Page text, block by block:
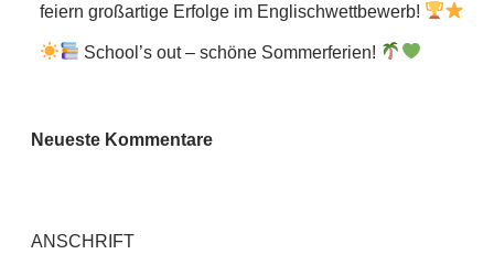
feiern großartige Erfolge im Englischwettbewerb!
School’s out – schöne Sommerferien!
Neueste Kommentare
ANSCHRIFT